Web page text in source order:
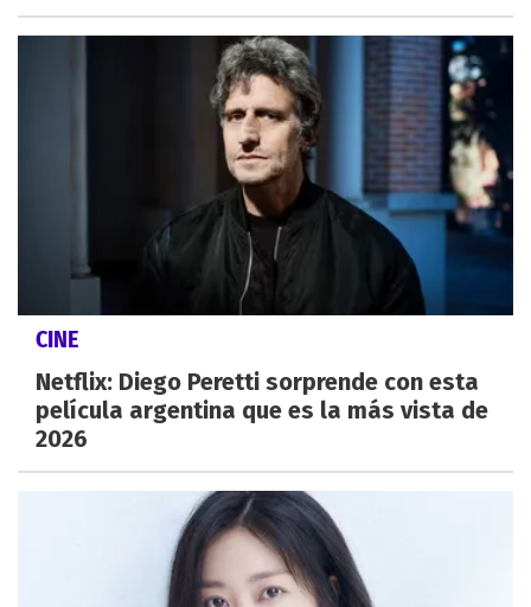
CINE
Netflix: Diego Peretti sorprende con esta
película argentina que es la más vista de
2026